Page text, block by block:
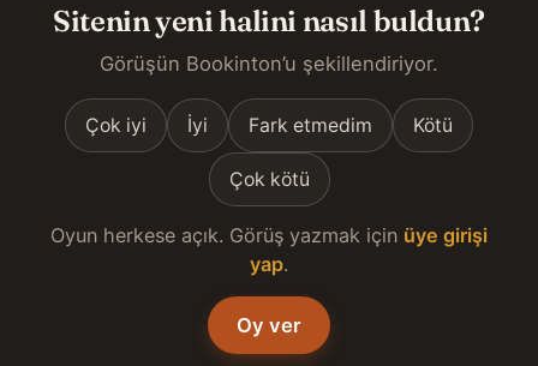
Sitenin yeni halini nasıl buldun?
Görüşün Bookinton’u şekillendiriyor.
Çok iyi İyi Fark etmedim Kötü
Çok kötü
Oyun herkese açık. Görüş yazmak için üye girişi
yap.
Oy ver